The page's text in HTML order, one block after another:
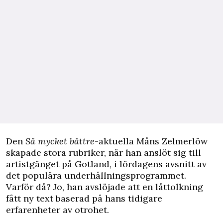
Den Så mycket bättre-aktuella Måns Zelmerlöw
skapade stora rubriker, när han anslöt sig till
artistgänget på Gotland, i lördagens avsnitt av
det populära underhållningsprogrammet.
Varför då? Jo, han avslöjade att en låttolkning
fått ny text baserad på hans tidigare
erfarenheter av otrohet.